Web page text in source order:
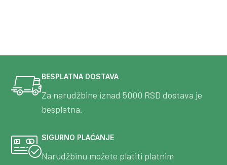
BESPLATNA DOSTAVA
Za narudžbine iznad 5000 RSD dostava je
besplatna.
SIGURNO PLAĆANJE
Narudžbinu možete platiti platnim